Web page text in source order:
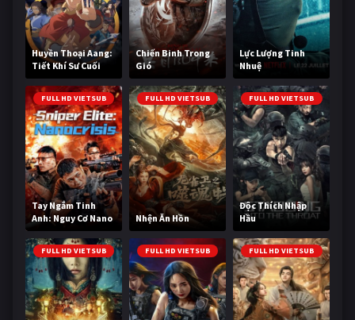
Huyền Thoại Aang:
Tiết Khí Sư Cuối
Cùng
Chiến Binh Trong
Gió
Lực Lượng Tinh
Nhuệ
FULL HD VIETSUB
Tay Ngắm Tinh
Anh: Nguy Cơ Nano
FULL HD VIETSUB
Nhện Ăn Hồn
FULL HD VIETSUB
Độc Thích Nhập
Hầu
FULL HD VIETSUB FULL HD VIETSUB FULL HD VIETSUB